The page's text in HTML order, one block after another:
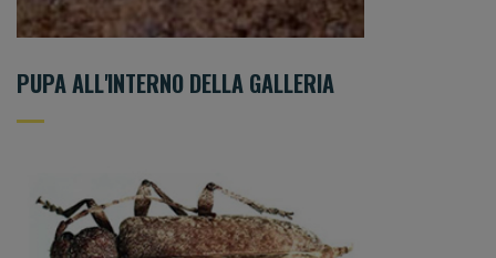
PUPA ALL'INTERNO DELLA GALLERIA